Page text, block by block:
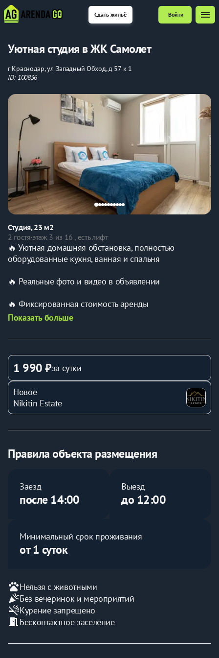
Сдать жильё Войти menu
Уютная студия в ЖК Самолет
г Краснодар, ул Западный Обход, д 57 к 1
ID: 100836
Студия, 23 м2
2 гостя·этаж 3 из 16 , есть лифт
🔥 Уютная домашняя обстановка, полностью
оборудованные кухня, ванная и спальня
🔥 Реальные фото и видео в объявлении
🔥 Фиксированная стоимость аренды
«Самолёт»
- Квартира рассчитана на 2 Гостей;
- Магазины, парковка, больница, детские площадки в
шаговой доступности
🛏️ Квартира оборудована всем необходимым для
комфортного проживания:
- Кухонными принадлежностями;
- Чистым и свежим постельным бельем;
- Комплектом по уходу за одеждой;
Почему нам доверяют более 3.000+ постоянных
гостей?
✔️Наши квартиры комфорт класса не предназначены
того, чтобы наши гости чувствовали себя как дома
Показать больше
1 990 ₽за сутки
Новое
Nikitin Estate
Правила объекта размещения
Заезд
после 14:00
Выезд
до 12:00
Минимальный срок проживания
от 1 суток
petsНельзя с животными
celebrationБез вечеринок и мероприятий
smoke_freeКурение запрещено
meeting_room Бесконтактное заселение